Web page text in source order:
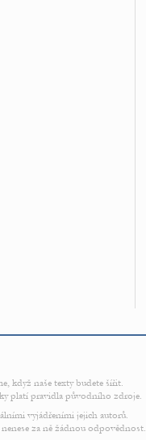
když naše texty budete šířit.
platí pravidla původního zdroje.
vyjádřeními jejich autorů.
za ně žádnou odpovědnost.